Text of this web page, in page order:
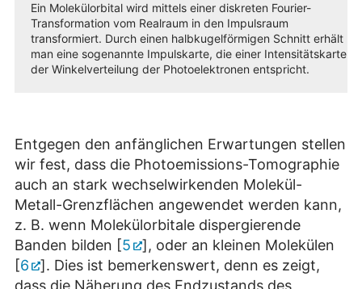
Ein Molekülorbital wird mittels einer diskreten Fourier-
Transformation vom Realraum in den Impulsraum
transformiert. Durch einen halbkugelförmigen Schnitt erhält
man eine sogenannte Impulskarte, die einer Intensitätskarte
der Winkelverteilung der Photoelektronen entspricht.
Entgegen den anfänglichen Erwartungen stellen
wir fest, dass die Photoemissions-Tomographie
auch an stark wechselwirkenden Molekül-
Metall-Grenzflächen angewendet werden kann,
z. B. wenn Molekülorbitale dispergierende
Banden bilden [5
], oder an kleinen Molekülen
[6
]. Dies ist bemerkenswert, denn es zeigt,
dass die Näherung des Endzustands des